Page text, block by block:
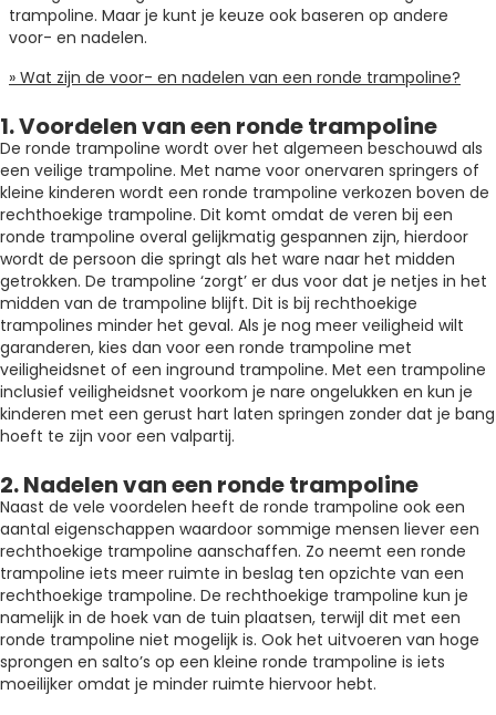
trampoline. Maar je kunt je keuze ook baseren op andere
voor- en nadelen.
» Wat zijn de voor- en nadelen van een ronde trampoline?
1. Voordelen van een ronde trampoline
De ronde trampoline wordt over het algemeen beschouwd als
een veilige trampoline. Met name voor onervaren springers of
kleine kinderen wordt een ronde trampoline verkozen boven de
rechthoekige trampoline. Dit komt omdat de veren bij een
ronde trampoline overal gelijkmatig gespannen zijn, hierdoor
wordt de persoon die springt als het ware naar het midden
getrokken. De trampoline ‘zorgt’ er dus voor dat je netjes in het
midden van de trampoline blijft. Dit is bij rechthoekige
trampolines minder het geval. Als je nog meer veiligheid wilt
garanderen, kies dan voor een ronde trampoline met
veiligheidsnet of een inground trampoline. Met een trampoline
inclusief veiligheidsnet voorkom je nare ongelukken en kun je
kinderen met een gerust hart laten springen zonder dat je bang
hoeft te zijn voor een valpartij.
2. Nadelen van een ronde trampoline
Naast de vele voordelen heeft de ronde trampoline ook een
aantal eigenschappen waardoor sommige mensen liever een
rechthoekige trampoline aanschaffen. Zo neemt een ronde
trampoline iets meer ruimte in beslag ten opzichte van een
rechthoekige trampoline. De rechthoekige trampoline kun je
namelijk in de hoek van de tuin plaatsen, terwijl dit met een
ronde trampoline niet mogelijk is. Ook het uitvoeren van hoge
sprongen en salto’s op een kleine ronde trampoline is iets
moeilijker omdat je minder ruimte hiervoor hebt.